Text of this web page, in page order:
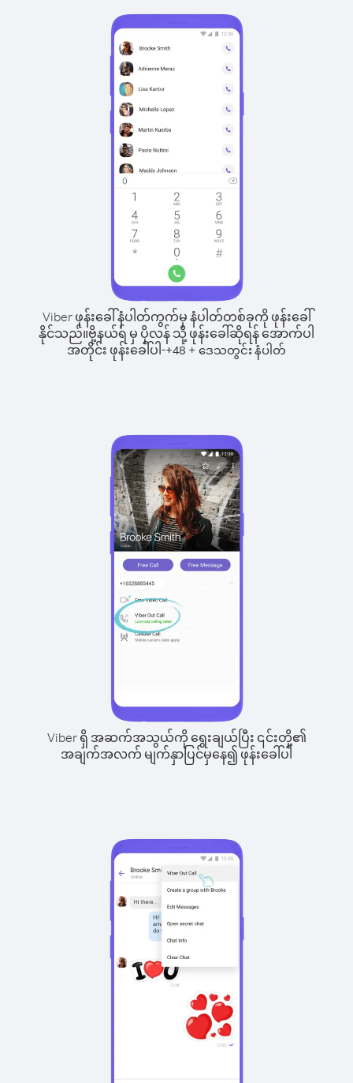
Viber ဖုန်းခေါ်နံပါတ်ကွက်မှ နံပါတ်တစ်ခုကို ဖုန်းခေါ်
နိုင်သည်။ဗို့နယ်ရ် မှ ပိုလန် သို့ ဖုန်းခေါ်ဆိုရန် အောက်ပါ
အတိုင်း ဖုန်းခေါ်ပါ-+48 + ဒေသတွင်း နံပါတ်
Viber ရှိ အဆက်အသွယ်ကို ရွေးချယ်ပြီး ၎င်းတို့၏
အချက်အလက် မျက်နှာပြင်မှနေ၍ ဖုန်းခေါ်ပါ